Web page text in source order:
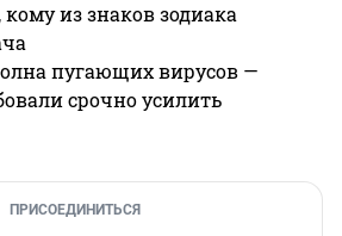
кому из знаков зодиака
пугающих вирусов —
срочно усилить
ПРИСОЕДИНИТЬСЯ